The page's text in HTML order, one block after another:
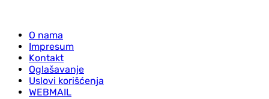
O nama
Impresum
Kontakt
Oglašavanje
Uslovi korišćenja
WEBMAIL